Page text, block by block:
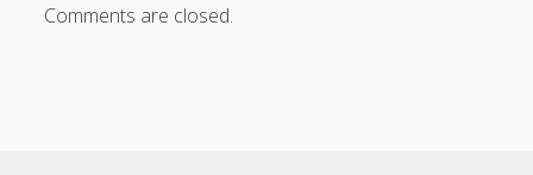
Comments are closed.